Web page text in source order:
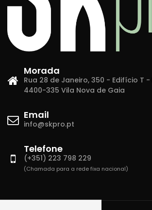
Morada
Rua 28 de Janeiro, 350 - Edifício T -
4400-335 Vila Nova de Gaia
Email
info@skpro.pt
Telefone
(+351) 223 798 229
(Chamada para a rede fixa nacional)